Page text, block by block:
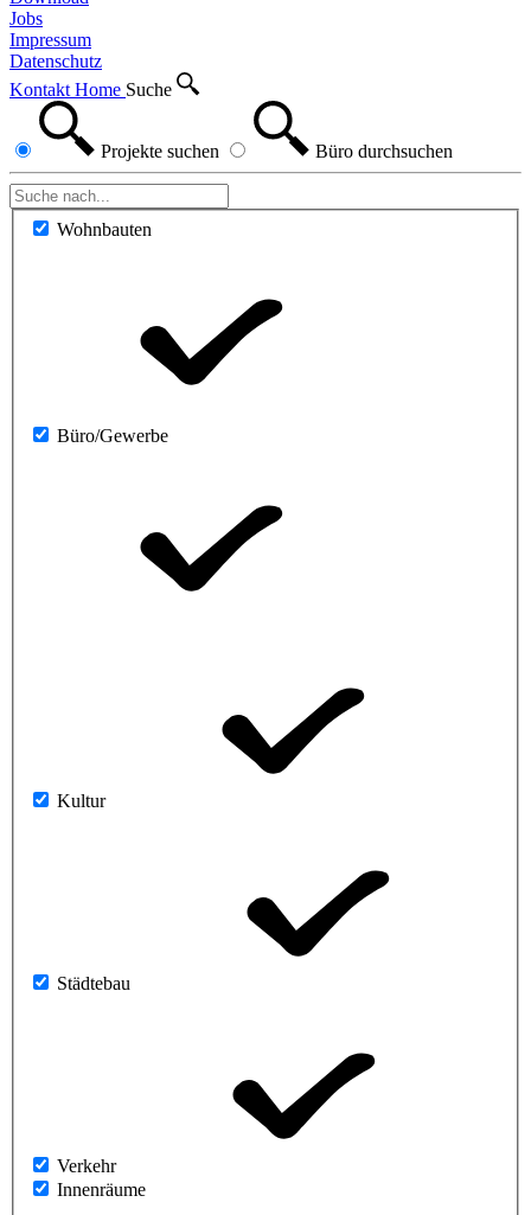
Jobs
Impressum
Datenschutz
Kontakt Home Suche
Projekte suchen Büro durchsuchen
Wohnbauten
Büro/Gewerbe
Kultur
Städtebau
Verkehr
Innenräume